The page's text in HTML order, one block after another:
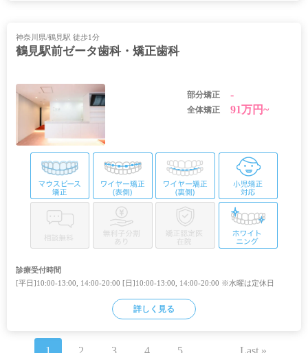
神奈川県/鶴見駅 徒歩1分
鶴見駅前ゼータ歯科・矯正歯科
部分矯正 -
全体矯正 91万円~
診療受付時間
[平日]10:00-13:00, 14:00-20:00 [日]10:00-13:00, 14:00-20:00 ※水曜は定休日
詳しく見る
1 2 3 4 5 Last »